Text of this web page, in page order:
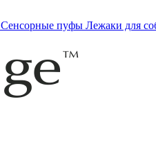
Сенсорные пуфы Лежаки для